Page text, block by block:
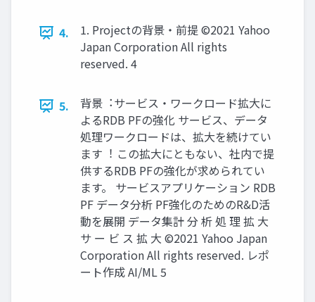
4.
1. Projectの背景・前提 ©2021 Yahoo
Japan Corporation All rights
reserved. 4
5.
背景︓サービス・ワークロード拡⼤に
よるRDB PFの強化 サービス、データ
処理ワークロードは、拡⼤を続けてい
ます︕ この拡⼤にともない、社内で提
供するRDB PFの強化が求められてい
ます。 サービスアプリケーション RDB
PF データ分析 PF強化のためのR&D活
動を展開 データ集計 分 析 処 理 拡 ⼤
サ ー ビ ス 拡 ⼤ ©2021 Yahoo Japan
Corporation All rights reserved. レポ
ート作成 AI/ML 5